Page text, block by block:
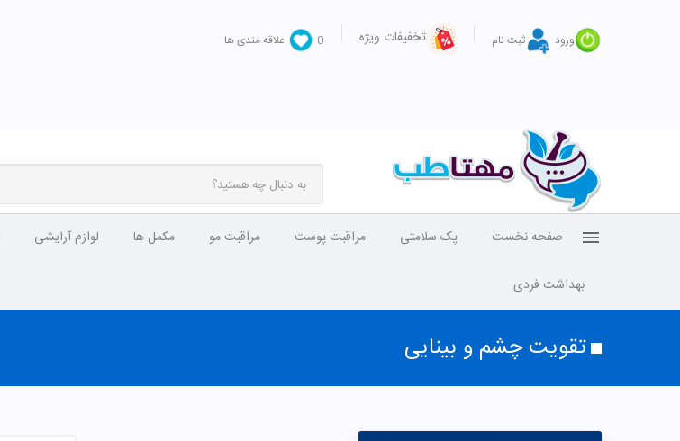
ورود ثبت نام تخفیفات ویژه 0 علاقه مندی ها
صفحه نخست پک سلامتی مراقبت پوست مراقبت مو مکمل ها لوازم آرایشی
بهداشت فردی
تقویت چشم و بینایی
تومان